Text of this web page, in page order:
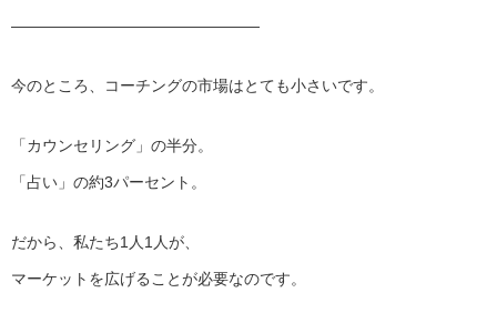
————————————————
今のところ、コーチングの市場はとても小さいです。
「カウンセリング」の半分。
「占い」の約3パーセント。
だから、私たち1人1人が、
マーケットを広げることが必要なのです。